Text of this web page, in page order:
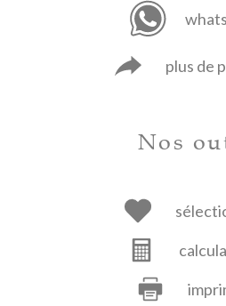
plus de
Nos